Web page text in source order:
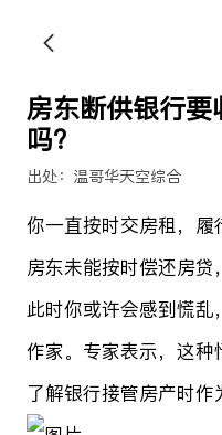
房东断供银行
吗？
出处：温哥华天空综合
你一直按时交房租，履
房东未能按时偿还房贷
此时你或许会感到慌
作家。专家表示，这种
了解银行接管房产时作